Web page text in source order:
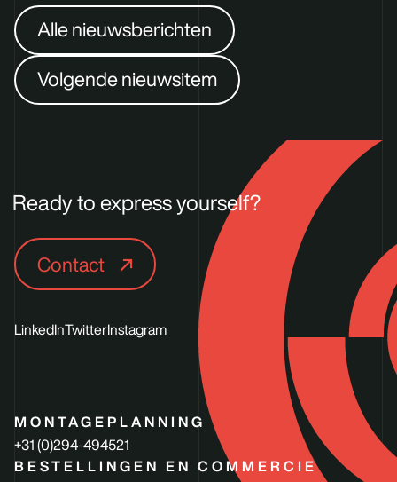
Alle nieuwsberichten
Volgende nieuwsitem
Ready to express yourself?
Contact
LinkedInTwitterInstagram
MONTAGEPLANNING
+31 (0)294-494521
BESTELLINGEN EN COMMERCIE